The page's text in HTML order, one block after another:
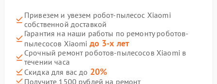
Привезем и увезем робот-пылесос Xiaomi
собственной доставкой
Гарантия на наши работы по ремонту роботов-
пылесосов Xiaomi до 3-х лет
Срочный ремонт роботов-пылесосов Xiaomi в
течении часа
Скидка для вас до 20%
Получите 1500 рублей на ремонт